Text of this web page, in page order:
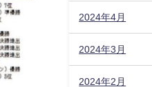
2024年4月
2024年3月
2024年2月